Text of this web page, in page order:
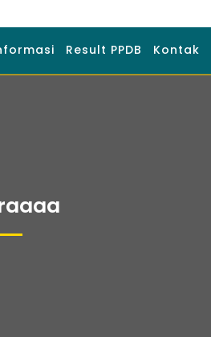
Result PPDB Kontak